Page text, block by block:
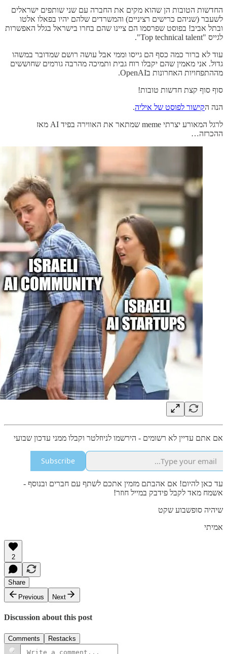
החדשות הטובות הן שהוא מקים את החברה עם שני שותפים ישראלים
לשעבר (שניהם כרישים רציניים) והמשרדים שלהם יהיו בפאלו אלטו
ובתל אביב! בפוסט שפרסמו הם ציינו שהם בחרו בישראל בגלל האפשרות
לגייס "Top technical talent".
עוד לא ברור כמה כסף הם גייסו וממי אבל עושה רושם שמדובר במשהו
גדול. אני מאמין שהם יקבלו רוח גבית ותמיכה מהרבה גורמים שחוששים
מההתפחויות האחרונות בOpenAI.
סוף סוף קצת חדשות טובות!
הנה הקישור לפוסט של איליה.
לרגל המאורע יצרתי meme שמתאר את האווירה בפיד AI מאז
ההכרזה…
אם אתם עדיין לא רשומים - הירשמו לניוזלטר וקבלו ממני עדכון שבועי
Subscribe
עד כאן להיום! אם אהבתם מזמין אתכם לשתף עם חברים ובנוסף -
אשמח מאד לקבל פידבק במייל חוזר!
שיהיה סופשבוע שקט
אמיתי
2
Share
Previous
Next
Discussion about this post
Comments Restacks